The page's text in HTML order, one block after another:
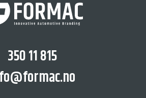
350 11 815